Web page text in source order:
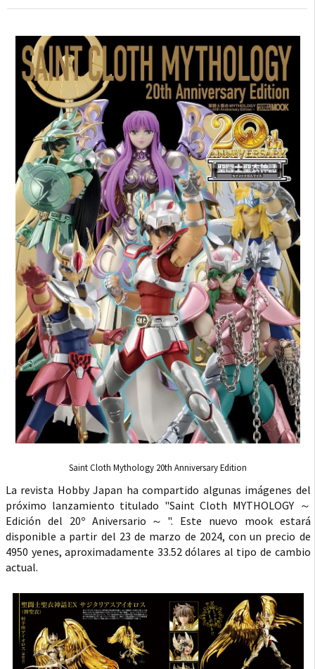
Saint Cloth Mythology 20th Anniversary Edition
La revista Hobby Japan ha compartido algunas imágenes del
próximo lanzamiento titulado "Saint Cloth MYTHOLOGY ～
Edición del 20º Aniversario～". Este nuevo mook estará
disponible a partir del 23 de marzo de 2024, con un precio de
4950 yenes, aproximadamente 33.52 dólares al tipo de cambio
actual.